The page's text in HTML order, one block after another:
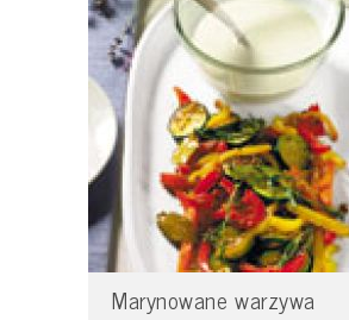
Marynowane warzywa